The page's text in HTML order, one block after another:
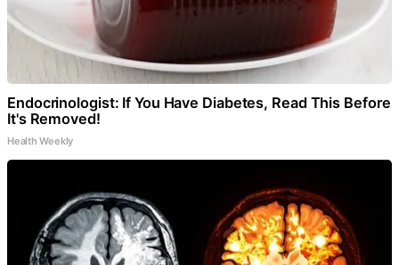
Endocrinologist: If You Have Diabetes, Read This Before
It's Removed!
Health Weekly